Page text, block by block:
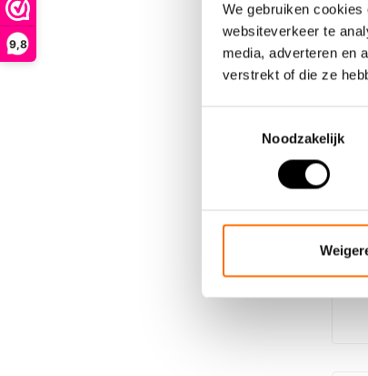
9,8
We gebruiken
websiteverkeer te
media, adverteren en
verstrekt of die ze
Noodzakelijk